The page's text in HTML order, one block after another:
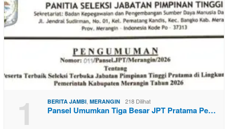
1 BERITA JAMBI, MERANGIN 218 Dilihat
Pansel Umumkan Tiga Besar JPT Pratama Pe…